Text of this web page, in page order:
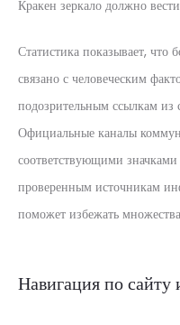
Кракен зеркало должно
Статистика показывает, что
связано с человеческим
подозрительным ссылкам
Официальные каналы
соответствующими
проверенным источникам
поможет избежать
Навигация по сайту